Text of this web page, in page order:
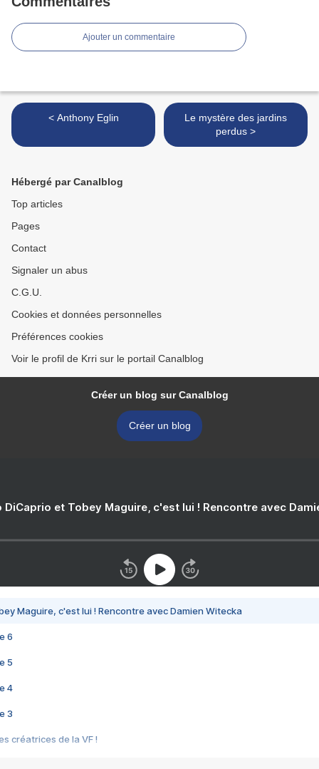
Ajouter un commentaire
< Anthony Eglin
Le mystère des jardins
perdus >
Hébergé par Canalblog
Top articles
Pages
Contact
Signaler un abus
C.G.U.
Cookies et données personnelles
Préférences cookies
Voir le profil de Krri sur le portail Canalblog
Créer un blog sur Canalblog
Créer un blog
DiCaprio et Tobey Maguire, c'est lui ! Rencontre avec
Maguire, c'est lui ! Rencontre avec Damien Witecka
6
5
4
3
créatrices de la VF !